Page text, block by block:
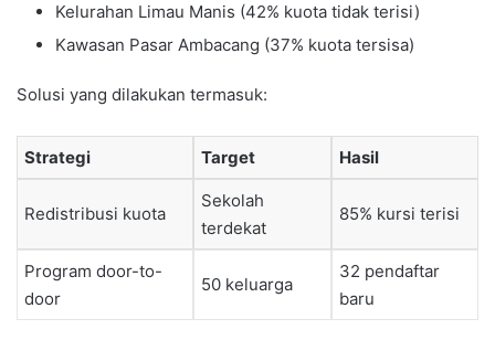
Kelurahan Limau Manis (42% kuota tidak terisi)
Kawasan Pasar Ambacang (37% kuota tersisa)
Solusi yang dilakukan termasuk:
Strategi Target Hasil
Redistribusi kuota
Sekolah
terdekat
85% kursi terisi
Program door-to-
door
50 keluarga
32 pendaftar
baru